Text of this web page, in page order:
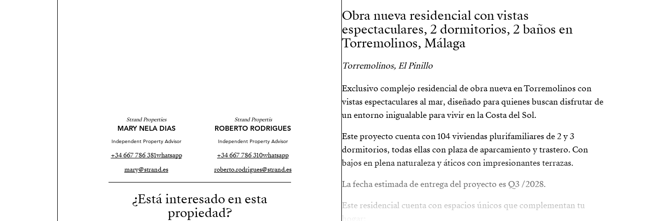
Strand Properties
MARY NELA DIAS
Independent Property Advisor
+34 667 786 381whatsapp
mary@strand.es
Strand Propertis
ROBERTO RODRIGUES
Independent Property Advisor
+34 667 786 310whatsapp
roberto.rodrigues@strand.es
¿Está interesado en esta
propiedad?
Obra nueva residencial con vistas
espectaculares, 2 dormitorios, 2 baños en
Torremolinos, Málaga
Torremolinos, El Pinillo
Exclusivo complejo residencial de obra nueva en Torremolinos con
vistas espectaculares al mar, diseñado para quienes buscan disfrutar de
un entorno inigualable para vivir en la Costa del Sol.
Este proyecto cuenta con 104 viviendas plurifamiliares de 2 y 3
dormitorios, todas ellas con plaza de aparcamiento y trastero. Con
bajos en plena naturaleza y áticos con impresionantes terrazas.
La fecha estimada de entrega del proyecto es Q3 /2028.
Este residencial cuenta con espacios únicos que complementan tu